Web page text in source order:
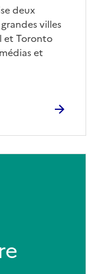
deux
villes
et Toronto
et